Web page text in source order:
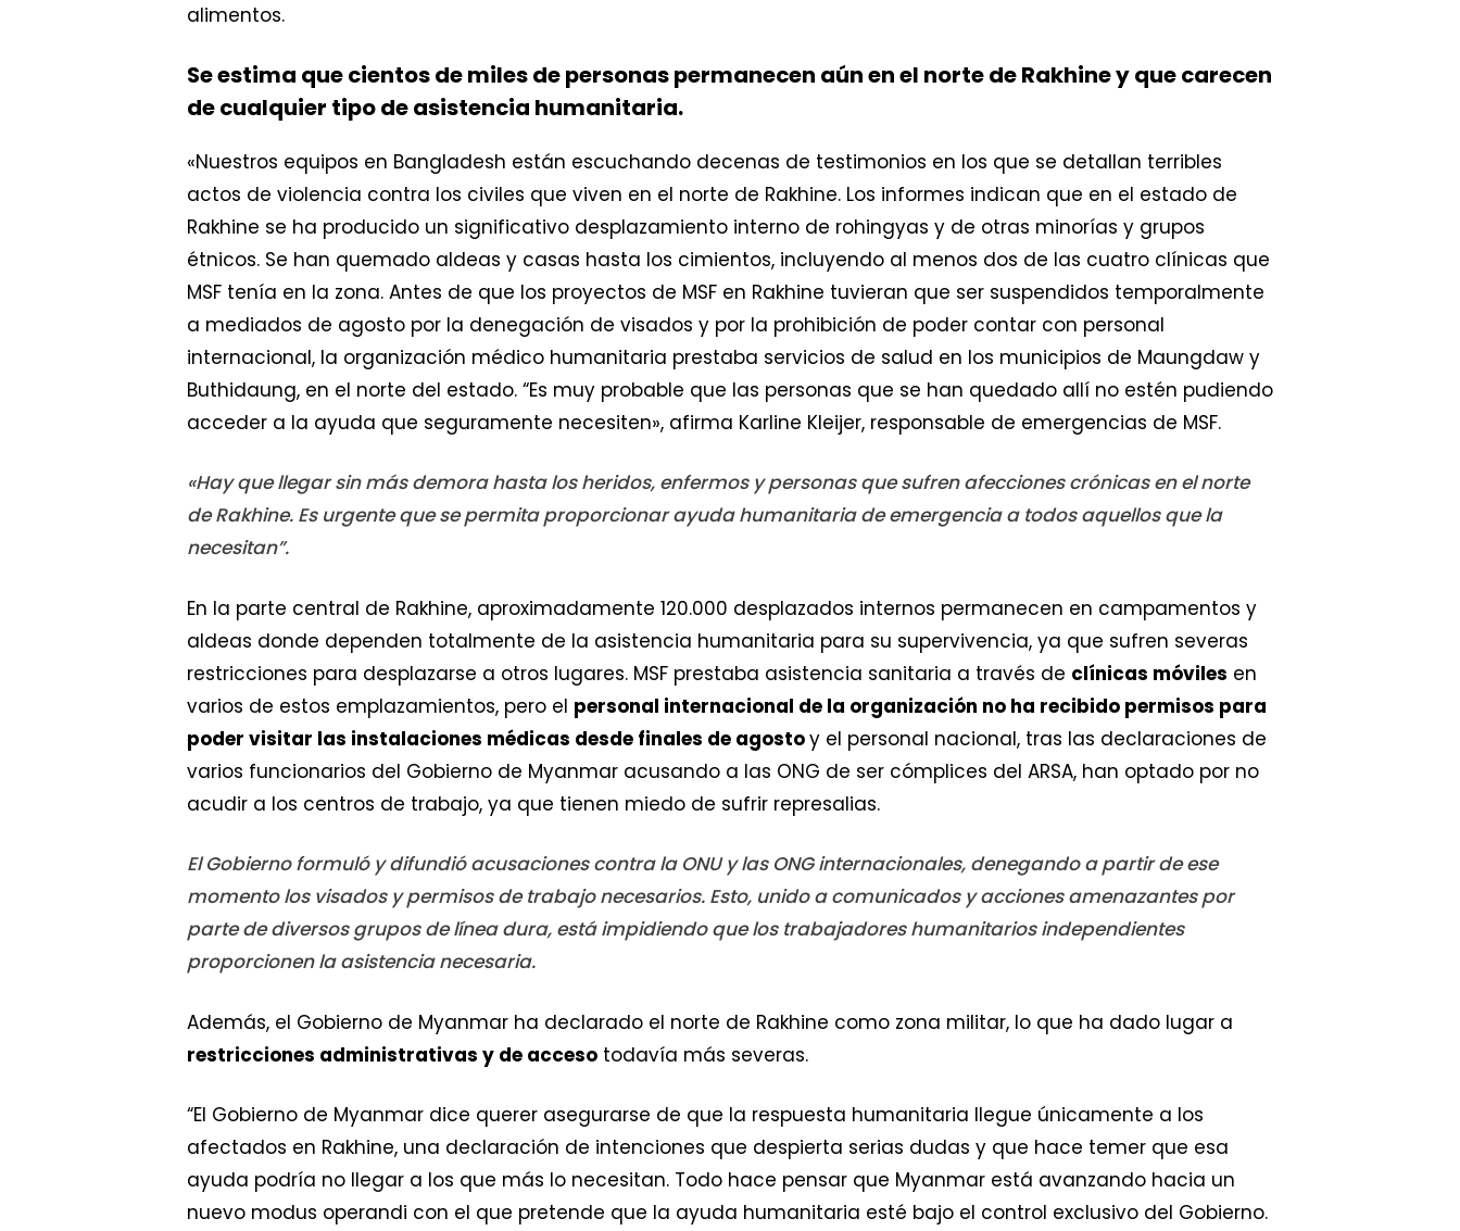
alimentos.
Se estima que cientos de miles de personas permanecen aún en el norte de Rakhine y que carecen
de cualquier tipo de asistencia humanitaria.
«Nuestros equipos en Bangladesh están escuchando decenas de testimonios en los que se detallan terribles
actos de violencia contra los civiles que viven en el norte de Rakhine. Los informes indican que en el estado de
Rakhine se ha producido un significativo desplazamiento interno de rohingyas y de otras minorías y grupos
étnicos. Se han quemado aldeas y casas hasta los cimientos, incluyendo al menos dos de las cuatro clínicas que
MSF tenía en la zona. Antes de que los proyectos de MSF en Rakhine tuvieran que ser suspendidos temporalmente
a mediados de agosto por la denegación de visados y por la prohibición de poder contar con personal
internacional, la organización médico humanitaria prestaba servicios de salud en los municipios de Maungdaw y
Buthidaung, en el norte del estado. “Es muy probable que las personas que se han quedado allí no estén pudiendo
acceder a la ayuda que seguramente necesiten», afirma Karline Kleijer, responsable de emergencias de MSF.
«Hay que llegar sin más demora hasta los heridos, enfermos y personas que sufren afecciones crónicas en el norte
de Rakhine. Es urgente que se permita proporcionar ayuda humanitaria de emergencia a todos aquellos que la
necesitan”.
En la parte central de Rakhine, aproximadamente 120.000 desplazados internos permanecen en campamentos y
aldeas donde dependen totalmente de la asistencia humanitaria para su supervivencia, ya que sufren severas
restricciones para desplazarse a otros lugares. MSF prestaba asistencia sanitaria a través de clínicas móviles en
varios de estos emplazamientos, pero el personal internacional de la organización no ha recibido permisos para
poder visitar las instalaciones médicas desde finales de agostoy el personal nacional, tras las declaraciones de
varios funcionarios del Gobierno de Myanmar acusando a las ONG de ser cómplices del ARSA, han optado por no
acudir a los centros de trabajo, ya que tienen miedo de sufrir represalias.
El Gobierno formuló y difundió acusaciones contra la ONU y las ONG internacionales, denegando a partir de ese
momento los visados y permisos de trabajo necesarios. Esto, unido a comunicados y acciones amenazantes por
parte de diversos grupos de línea dura, está impidiendo que los trabajadores humanitarios independientes
proporcionen la asistencia necesaria.
Además, el Gobierno de Myanmar ha declarado el norte de Rakhine como zona militar, lo que ha dado lugar a
restricciones administrativas y de acceso todavía más severas.
“El Gobierno de Myanmar dice querer asegurarse de que la respuesta humanitaria llegue únicamente a los
afectados en Rakhine, una declaración de intenciones que despierta serias dudas y que hace temer que esa
ayuda podría no llegar a los que más lo necesitan. Todo hace pensar que Myanmar está avanzando hacia un
nuevo modus operandi con el que pretende que la ayuda humanitaria esté bajo el control exclusivo del Gobierno.